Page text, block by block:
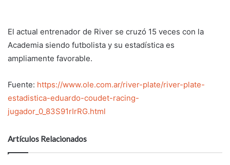
El actual entrenador de River se cruzó 15 veces con la
Academia siendo futbolista y su estadística es
ampliamente favorable.
Fuente: https://www.ole.com.ar/river-plate/river-plate-
estadistica-eduardo-coudet-racing-
jugador_0_83S91rIrRG.html
Artículos Relacionados